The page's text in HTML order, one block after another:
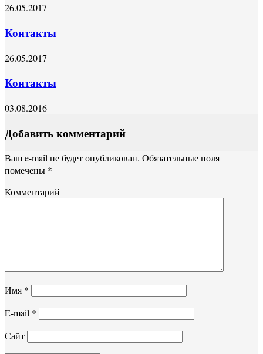
26.05.2017
Контакты
26.05.2017
Контакты
03.08.2016
Добавить комментарий
Ваш e-mail не будет опубликован. Обязательные поля
помечены *
Комментарий
Имя *
E-mail *
Сайт